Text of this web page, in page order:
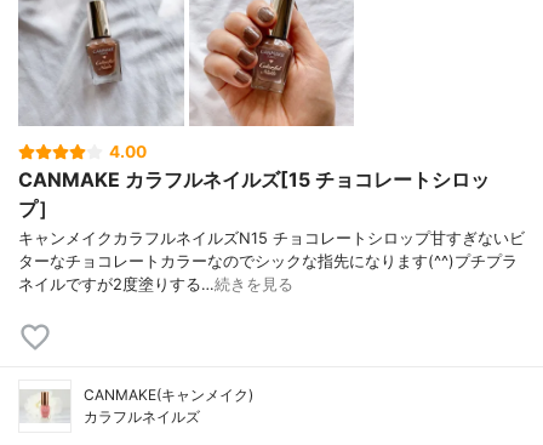
4.00
CANMAKE カラフルネイルズ[15 チョコレートシロッ
プ］
キャンメイクカラフルネイルズN15 チョコレートシロップ甘すぎないビ
ターなチョコレートカラーなのでシックな指先になります(^^)プチプラ
ネイルですが2度塗りする…続きを見る
CANMAKE(キャンメイク)
カラフルネイルズ